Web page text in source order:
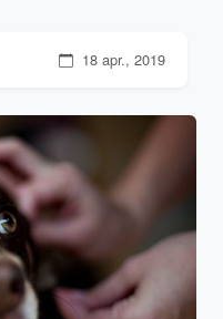
18 apr., 2019